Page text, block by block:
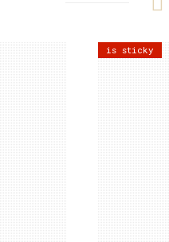
is sticky